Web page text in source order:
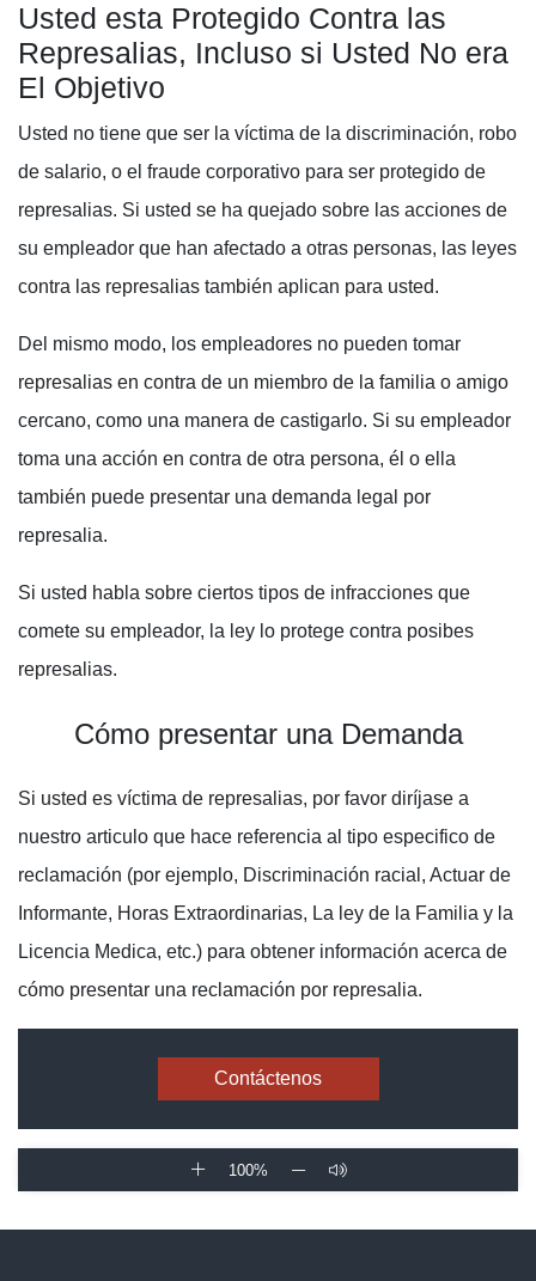
Usted esta Protegido Contra las
Represalias, Incluso si Usted No era
El Objetivo
Usted no tiene que ser la víctima de la discriminación, robo
de salario, o el fraude corporativo para ser protegido de
represalias. Si usted se ha quejado sobre las acciones de
su empleador que han afectado a otras personas, las leyes
contra las represalias también aplican para usted.
Del mismo modo, los empleadores no pueden tomar
represalias en contra de un miembro de la familia o amigo
cercano, como una manera de castigarlo. Si su empleador
toma una acción en contra de otra persona, él o ella
también puede presentar una demanda legal por
represalia.
Si usted habla sobre ciertos tipos de infracciones que
comete su empleador, la ley lo protege contra posibes
represalias.
Cómo presentar una Demanda
Si usted es víctima de represalias, por favor diríjase a
nuestro articulo que hace referencia al tipo especifico de
reclamación (por ejemplo, Discriminación racial, Actuar de
Informante, Horas Extraordinarias, La ley de la Familia y la
Licencia Medica, etc.) para obtener información acerca de
cómo presentar una reclamación por represalia.
Contáctenos
100%